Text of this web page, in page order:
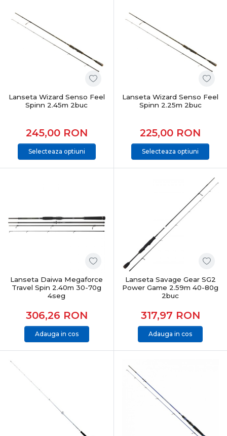
Lanseta Wizard Senso Feel
Spinn 2.45m 2buc
245,00 RON
Selecteaza optiuni
Lanseta Wizard Senso Feel
Spinn 2.25m 2buc
225,00 RON
Selecteaza optiuni
Lanseta Daiwa Megaforce
Travel Spin 2.40m 30-70g
4seg
306,26 RON
Adauga in cos
Lanseta Savage Gear SG2
Power Game 2.59m 40-80g
2buc
317,97 RON
Adauga in cos